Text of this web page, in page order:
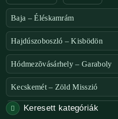
Baja – Éléskamrám
Hajdúszoboszló – Kisbödön
Hódmezõvásárhely – Garaboly
Kecskemét – Zöld Misszió
Székesfehérvár – Zöld Sarok
Keresett kategóriák